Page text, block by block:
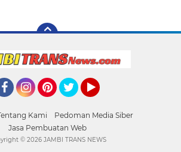
Kami
Pedoman Media Siber
Jasa Pembuatan Web
© 2026 JAMBI TRANS NEWS